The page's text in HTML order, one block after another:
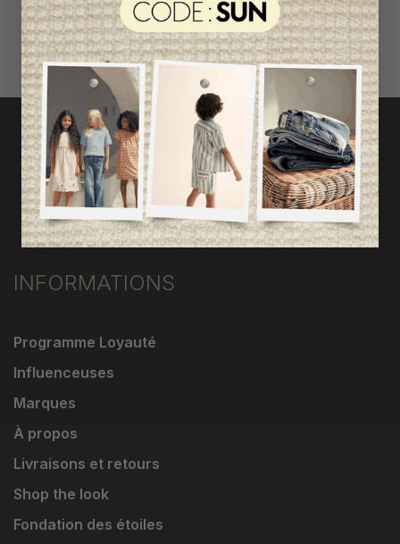
magasinez par catégorie
INFORMATIONS
Programme Loyauté
Influenceuses
Marques
À propos
Livraisons et retours
Shop the look
Fondation des étoiles